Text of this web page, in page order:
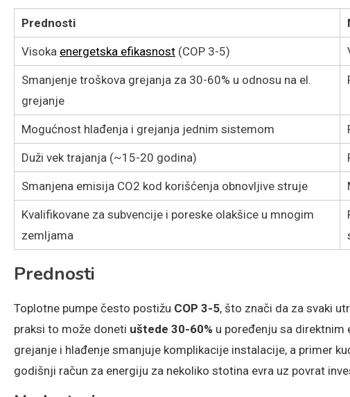
Prednosti
Visoka energetska efikasnost (COP 3-5)
Smanjenje troškova grejanja za 30-60% u odnosu na el.
grejanje
Mogućnost hlađenja i grejanja jednim sistemom
Duži vek trajanja (~15-20 godina)
Smanjena emisija CO2 kod korišćenja obnovljive struje
Kvalifikovane za subvencije i poreske olakšice u mnogim
zemljama
Prednosti
Toplotne pumpe često postižu COP 3-5, što znači da za svaki
praksi to može doneti uštede 30-60% u poređenju sa
grejanje i hlađenje smanjuje komplikacije instalacije, a primer
godišnji račun za energiju za nekoliko stotina evra uz povrat